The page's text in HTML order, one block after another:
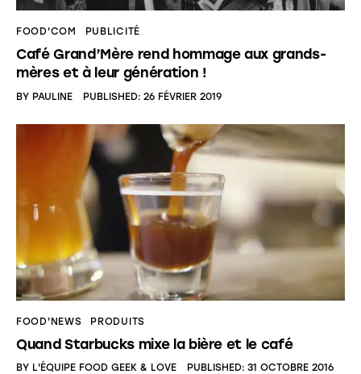
FOOD'COM PUBLICITÉ
Café Grand’Mère rend hommage aux grands-
mères et à leur génération !
BY PAULINE PUBLISHED: 26 FÉVRIER 2019
FOOD'NEWS PRODUITS
Quand Starbucks mixe la bière et le café
BY L'ÉQUIPE FOOD GEEK & LOVE PUBLISHED: 31 OCTOBRE 2016